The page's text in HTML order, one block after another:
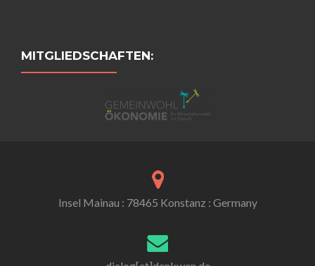
MITGLIEDSCHAFTEN:
Insel Mainau : 78465 Konstanz : Germany